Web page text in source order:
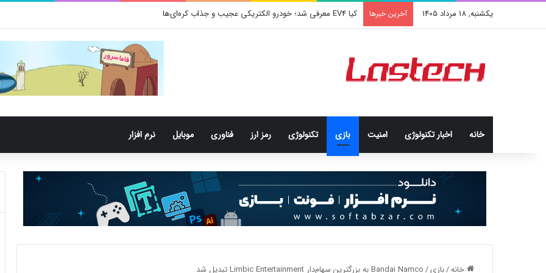
یکشنبه, 18 مرداد 1405 آخرین خبرها کشف جدید دانشمندان: برخی باکتری‌های دهان می‌توانند خطر ابتلا به آلزایمر را افزایش دهند
خانه اخبار تکنولوژی امنيت بازی تکنولوژی رمز ارز فناوری موبایل نرم افزار
خانه/بازی/Bandai Namco به بزرگترین سهام‌دار Limbic Entertainment تبدیل شد